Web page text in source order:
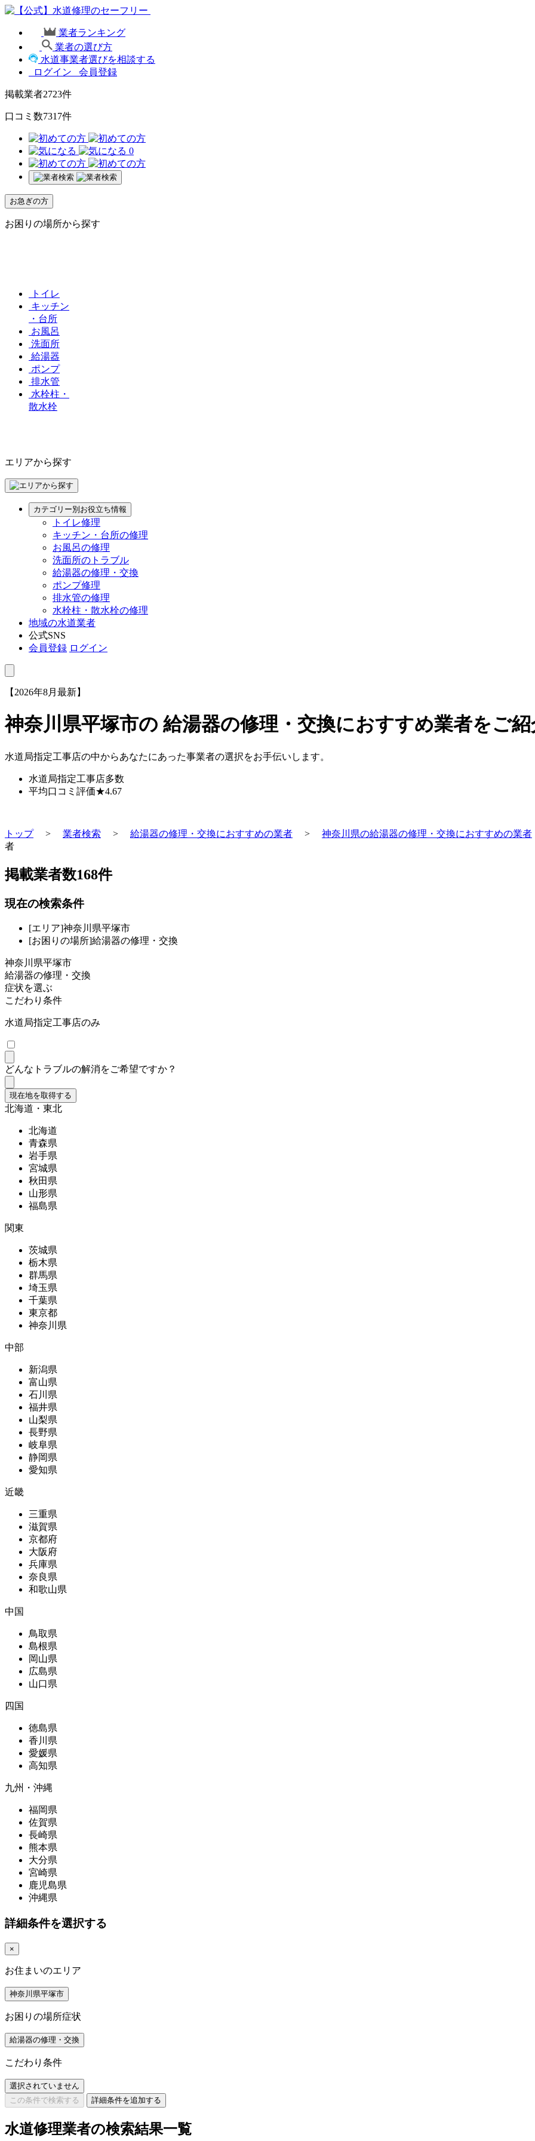
業者ランキング
業者の選び方
水道事業者選びを相談する
ログイン
会員登録
掲載業者2723件
口コミ数7317件
0
お急ぎの方
お困りの場所から探す
トイレ
キッチン
・台所
お風呂
洗面所
給湯器
ポンプ
排水管
水栓柱・
散水栓
エリアから探す
カテゴリー別お役立ち情報
トイレ修理
キッチン・台所の修理
お風呂の修理
洗面所のトラブル
給湯器の修理・交換
ポンプ修理
排水管の修理
水栓柱・散水栓の修理
地域の水道業者
公式SNS
会員登録 ログイン
【2026年8月最新】
神奈川県平塚市の 給湯器の修理・交換におすすめ業者をご紹
水道局指定工事店の中からあなたにあった事業者の選択をお手伝いします。
水道局指定工事店多数
平均口コミ評価★4.67
トップ> 業者検索 > 給湯器の修理・交換におすすめの業者 > 神奈川県の給湯器の修理・交換におすすめの業者
者
掲載業者数168件
現在の検索条件
[エリア]神奈川県平塚市
[お困りの場所]給湯器の修理・交換
神奈川県平塚市
給湯器の修理・交換
症状を選ぶ
こだわり条件
水道局指定工事店のみ
どんなトラブルの解消をご希望ですか？
現在地を取得する
北海道・東北
北海道
青森県
岩手県
宮城県
秋田県
山形県
福島県
関東
茨城県
栃木県
群馬県
埼玉県
千葉県
東京都
神奈川県
中部
新潟県
富山県
石川県
福井県
山梨県
長野県
岐阜県
静岡県
愛知県
近畿
三重県
滋賀県
京都府
大阪府
兵庫県
奈良県
和歌山県
中国
鳥取県
島根県
岡山県
広島県
山口県
四国
徳島県
香川県
愛媛県
高知県
九州・沖縄
福岡県
佐賀県
長崎県
熊本県
大分県
宮崎県
鹿児島県
沖縄県
詳細条件を選択する
×
お住まいのエリア
神奈川県平塚市
お困りの場所症状
給湯器の修理・交換
こだわり条件
選択されていません
この条件で検索する
詳細条件を追加する
水道修理業者の検索結果一覧